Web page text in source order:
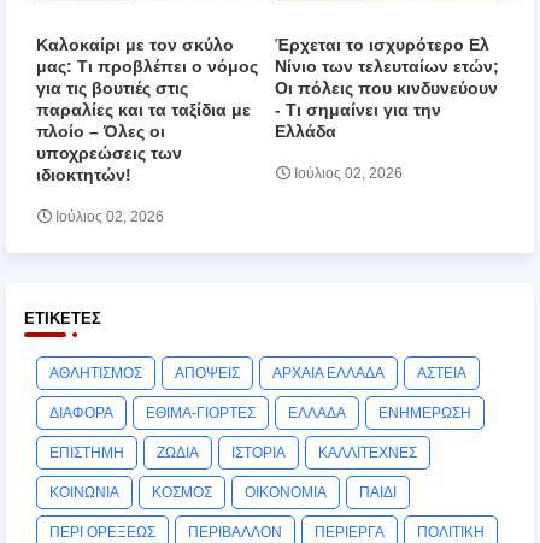
Καλοκαίρι με τον σκύλο
μας: Τι προβλέπει ο νόμος
για τις βουτιές στις
παραλίες και τα ταξίδια με
πλοίο – Όλες οι
υποχρεώσεις των
ιδιοκτητών!
Ιούλιος 02, 2026
Έρχεται το ισχυρότερο Ελ
Νίνιο των τελευταίων ετών;
Οι πόλεις που κινδυνεύουν
‑ Τι σημαίνει για την
Ελλάδα
Ιούλιος 02, 2026
ΕΤΙΚΈΤΕΣ
ΑΘΛΗΤΙΣΜΟΣ ΑΠΟΨΕΙΣ ΑΡΧΑΙΑ ΕΛΛΑΔΑ ΑΣΤΕΙΑ
ΔΙΑΦΟΡΑ ΕΘΙΜΑ-ΓΙΟΡΤΕΣ ΕΛΛΑΔΑ ΕΝΗΜΕΡΩΣΗ
ΕΠΙΣΤΗΜΗ ΖΩΔΙΑ ΙΣΤΟΡΙΑ ΚΑΛΛΙΤΕΧΝΕΣ
ΚΟΙΝΩΝΙΑ ΚΟΣΜΟΣ ΟΙΚΟΝΟΜΙΑ ΠΑΙΔΙ
ΠΕΡΙ ΟΡΕΞΕΩΣ ΠΕΡΙΒΑΛΛΟΝ ΠΕΡΙΕΡΓΑ ΠΟΛΙΤΙΚΗ